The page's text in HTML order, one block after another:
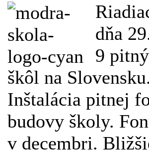
dňa
9
škôl na
Inštalácia pitnej
budovy školy.
v decembri.